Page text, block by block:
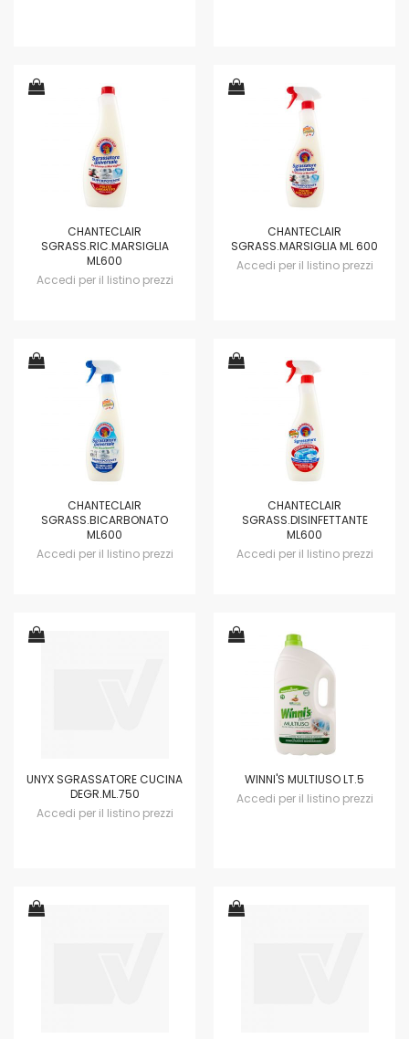
CHANTECLAIR
SGRASS.RIC.MARSIGLIA
ML600
Accedi per il listino prezzi
CHANTECLAIR
SGRASS.MARSIGLIA ML 600
Accedi per il listino prezzi
CHANTECLAIR
SGRASS.BICARBONATO
ML600
Accedi per il listino prezzi
CHANTECLAIR
SGRASS.DISINFETTANTE
ML600
Accedi per il listino prezzi
UNYX SGRASSATORE CUCINA
DEGR.ML.750
Accedi per il listino prezzi
WINNI'S MULTIUSO LT.5
Accedi per il listino prezzi